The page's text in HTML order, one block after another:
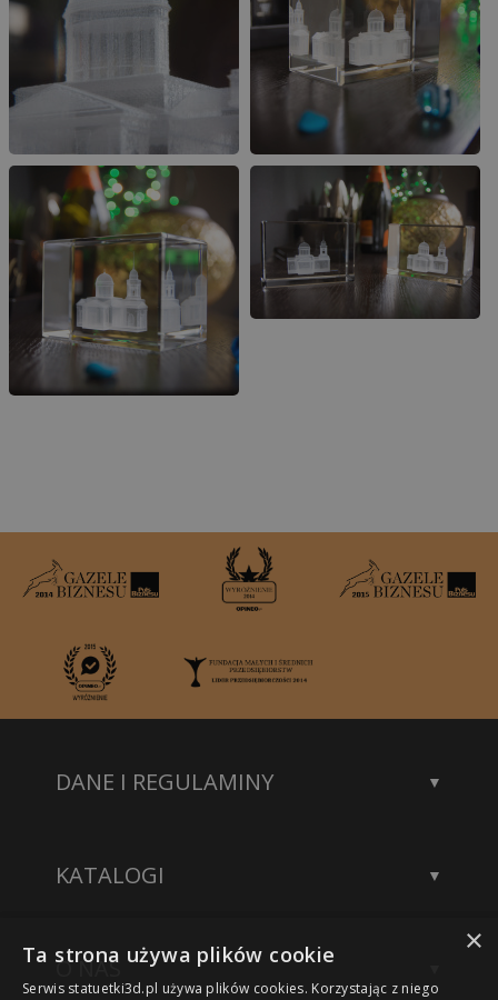
DANE I REGULAMINY
Polityka prywatności
KATALOGI
Katalog akcesoriów
Katalog modeli 3D
O NAS
×
Ta strona używa plików cookie
Serwis statuetki3d.pl używa plików cookies. Korzystając z niego